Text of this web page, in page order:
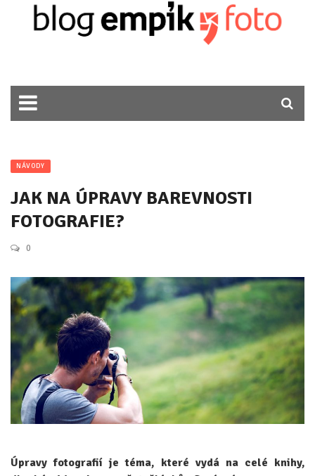
NÁVODY
JAK NA ÚPRAVY BAREVNOSTI
FOTOGRAFIE?
0
Úpravy fotografií je téma, které vydá na celé knihy,